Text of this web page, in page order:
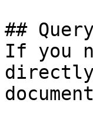
##
If you